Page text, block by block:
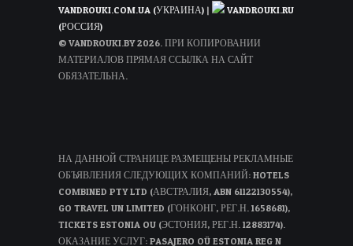
VANDROUKI.COM.UA (УКРАИНА) |
VANDROUKI.RU
(РОССИЯ)
© VANDROUKI.BY 2026. ПРИ КОПИРОВАНИИ
МАТЕРИАЛОВ ПРЯМАЯ ССЫЛКА НА САЙТ
ОБЯЗАТЕЛЬНА.
НА ДАННОЙ СТРАНИЦЕ РАЗМЕЩЕНЫ РЕКЛАМНЫЕ
ОБЪЯВЛЕНИЯ СЛЕДУЮЩИХ КОМПАНИЙ: HOTELS
COMBINED PTY LTD (АВСТРАЛИЯ, ABN 61122130554),
GO TRAVEL UN LIMITED (ГОНКОНГ, РЕГ.Н. 1658681),
TICKETS ESTONIA OU (ЭСТОНИЯ, РЕГ.Н. 12883174).
ОКАЗАНИЕ УСЛУГ: PASAJERO OÜ ESTONIA REG N